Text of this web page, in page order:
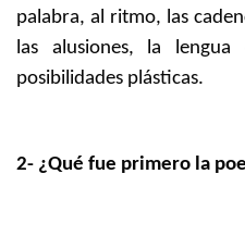
palabra, al ritmo, las
las alusiones, la
posibilidades plásticas.
2- ¿Qué fue primero la